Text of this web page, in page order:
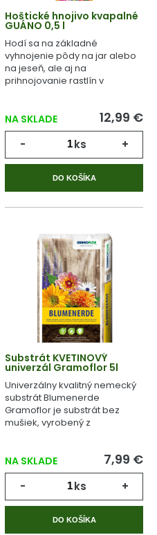
Hoštické hnojivo kvapalné
GUÁNO 0,5 l
Hodí sa na základné
vyhnojenie pôdy na jar alebo
na jeseň, ale aj na
prihnojovanie rastlín v
NA SKLADE 12,99 €
- ks +
DO KOŠÍKA
Substrát KVETINOVÝ
univerzál Gramoflor 5l
Univerzálny kvalitný nemecký
substrát Blumenerde
Gramoflor je substrát bez
mušiek, vyrobený z
NA SKLADE 7,99 €
- ks +
DO KOŠÍKA